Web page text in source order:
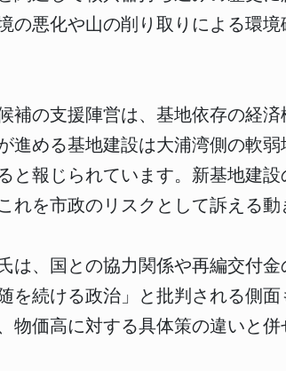
の悪化や山の削り取りによる環
補の支援陣営は、基地依存の経
進める基地建設は大浦湾側の軟
と報じられています。新基地建
れを市政のリスクとして訴える動
は、国との協力関係や再編交付
を続ける政治」と批判される側
物価高に対する具体策の違いと